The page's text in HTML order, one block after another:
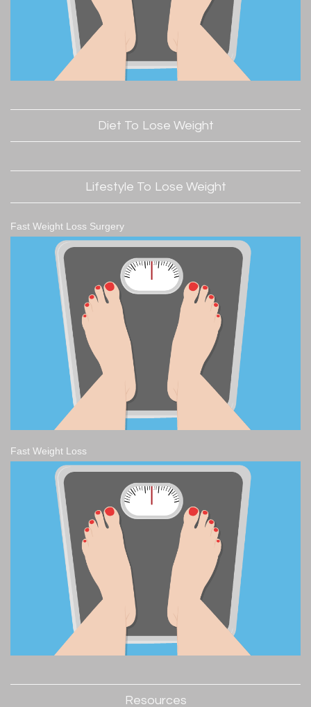
Diet To Lose Weight
Lifestyle To Lose Weight
Fast Weight Loss Surgery
Fast Weight Loss
Resources